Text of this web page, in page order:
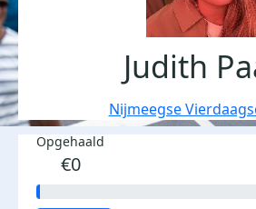
Judith
Nijmeegse
Opgehaald
€0